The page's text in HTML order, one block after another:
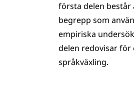
första delen består
begrepp som
empiriska
delen redovisar för
språkväxling.